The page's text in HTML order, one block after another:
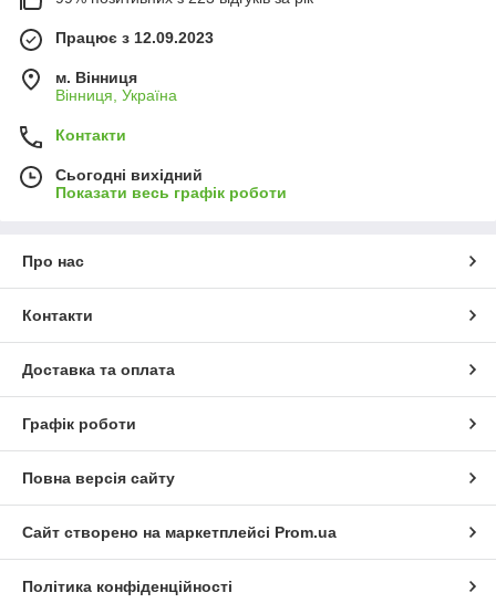
Працює з 12.09.2023
м. Вінниця
Вінниця, Україна
Контакти
Сьогодні вихідний
Показати весь графік роботи
Про нас
Контакти
Доставка та оплата
Графік роботи
Повна версія сайту
Сайт створено на маркетплейсі Prom.ua
Політика конфіденційності